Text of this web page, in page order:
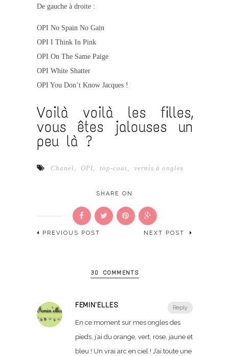
De gauche à droite :
OPI No Spain No Gain
OPI I Think In Pink
OPI On The Same Paige
OPI White Shatter
OPI You Don’t Know Jacques !
Voilà voilà les filles,
vous êtes jalouses un
peu là ?
Chanel OPI, top-coat vernis à ongles
SHARE ON
PREVIOUS POST NEXT POST
30 COMMENTS
Reply
FEMIN'ELLES
En ce moment sur mes ongles des
pieds, j’ai du orange, vert, rose, jaune et
bleu ! Un vrai arc en ciel ! J’ai toute une